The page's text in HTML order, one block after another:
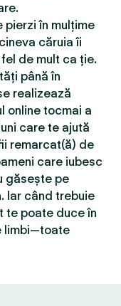
pierzi în mulțime
căruia îi
de mult ca ție.
până în
realizează
online tocmai a
care te ajută
remarcat(ă) de
care iubesc
găsește pe
Iar când trebuie
te poate duce în
limbi—toate